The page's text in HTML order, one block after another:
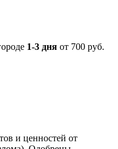
1-3 дня от 700 руб.
и ценностей от